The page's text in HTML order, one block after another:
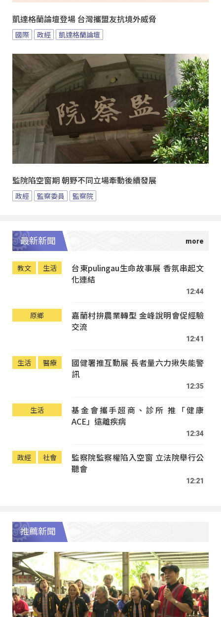
凱達格蘭論壇登場 台灣攜盟友抗境外威脅
國際 政經 凱達格蘭論壇
監院陷空窗期 朝野不同立場牽動後續發展
政經 監察委員 監察院
最新新聞
教文 生活
台東pulingau生命故事展 香氛串起文
化連結
12:44
原鄉
嘉蘭村拚農業轉型 金峰說明會促經驗
交流
12:41
生活 醫療
國健署推互動展 長者量六力揪失能警
訊
12:35
生活
基金會攜手超商、診所 推「健康
ACE」遠離疾病
12:34
政經 社會
監察院監察權陷入空窗 立法院舉行公
聽會
12:21
推薦新聞